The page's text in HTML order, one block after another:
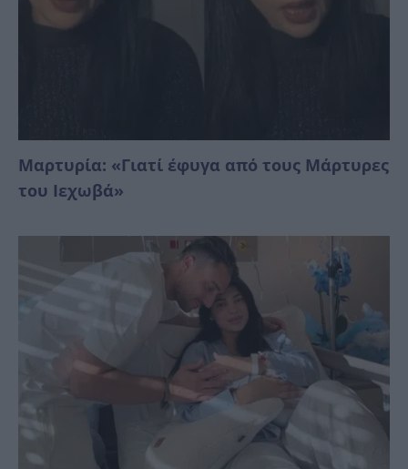
Μαρτυρία: «Γιατί έφυγα από τους Μάρτυρες
του Ιεχωβά»